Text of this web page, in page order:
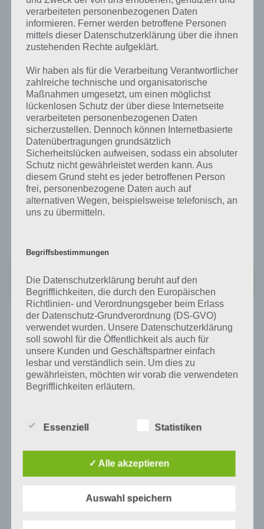
In Clash of Clans müsst ihr eure eigene Siedlung aufbauen und mit
Verteitidungsanlagen gegen feindliche Angriffe schützen. Selber baut
ihr eure eigene Armee auf und versucht damit an die feindlichen
aufzubauen.
Wie üblich braucht man in Clash of Clans viel Zeit. Wer keine Lust auf
Warten hat, kann mit der Premium Währung Edelsteine die Bauzeit
überspringen, welche man via In App Kauf dazukaufen kann.
Download im Google Play Store und weitere
Informationen
Wenn ihr Clash of Clans spielt, schaut euch auchunsere Tipps und
Tricksdazu an. Wir würden uns auch sehr freuen, wenn ihr unserem
Preis:Kostenlos
Auf WhatsApp teilen Teilen auf Facebook
Tweet auf Twitter
Mehr Artikel hier auf Touchportal
verarbeiteten personenbezogenen Daten
informieren. Ferner werden betroffene Personen
mittels dieser Datenschutzerklärung über die ihnen
zustehenden Rechte aufgeklärt.
Wir haben als für die Verarbeitung Verantwortlicher
zahlreiche technische und organisatorische
Maßnahmen umgesetzt, um einen möglichst
lückenlosen Schutz der über diese Internetseite
verarbeiteten personenbezogenen Daten
sicherzustellen. Dennoch können Internetbasierte
Datenübertragungen grundsätzlich
Sicherheitslücken aufweisen, sodass ein absoluter
Schutz nicht gewährleistet werden kann. Aus
diesem Grund steht es jeder betroffenen Person
frei, personenbezogene Daten auch auf
alternativen Wegen, beispielsweise telefonisch, an
uns zu übermitteln.
Begriffsbestimmungen
Die Datenschutzerklärung beruht auf den
Begrifflichkeiten, die durch den Europäischen
Richtlinien- und Verordnungsgeber beim Erlass
der Datenschutz-Grundverordnung (DS-GVO)
verwendet wurden. Unsere Datenschutzerklärung
soll sowohl für die Öffentlichkeit als auch für
unsere Kunden und Geschäftspartner einfach
lesbar und verständlich sein. Um dies zu
gewährleisten, möchten wir vorab die verwendeten
Begrifflichkeiten erläutern.
unter anderem die folgenden Begriffe:
a) personenbezogene Daten
Informationen, die sich auf eine identifizierte
Folgenden „betroffene Person") beziehen.
Essenziell Statistiken
✓ Alle akzeptieren
Auswahl speichern